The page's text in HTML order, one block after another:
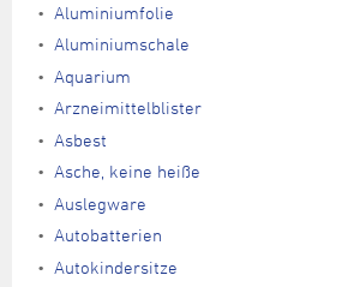
Aluminiumfolie
Aluminiumschale
Aquarium
Arzneimittelblister
Asbest
Asche, keine heiße
Auslegware
Autobatterien
Autokindersitze